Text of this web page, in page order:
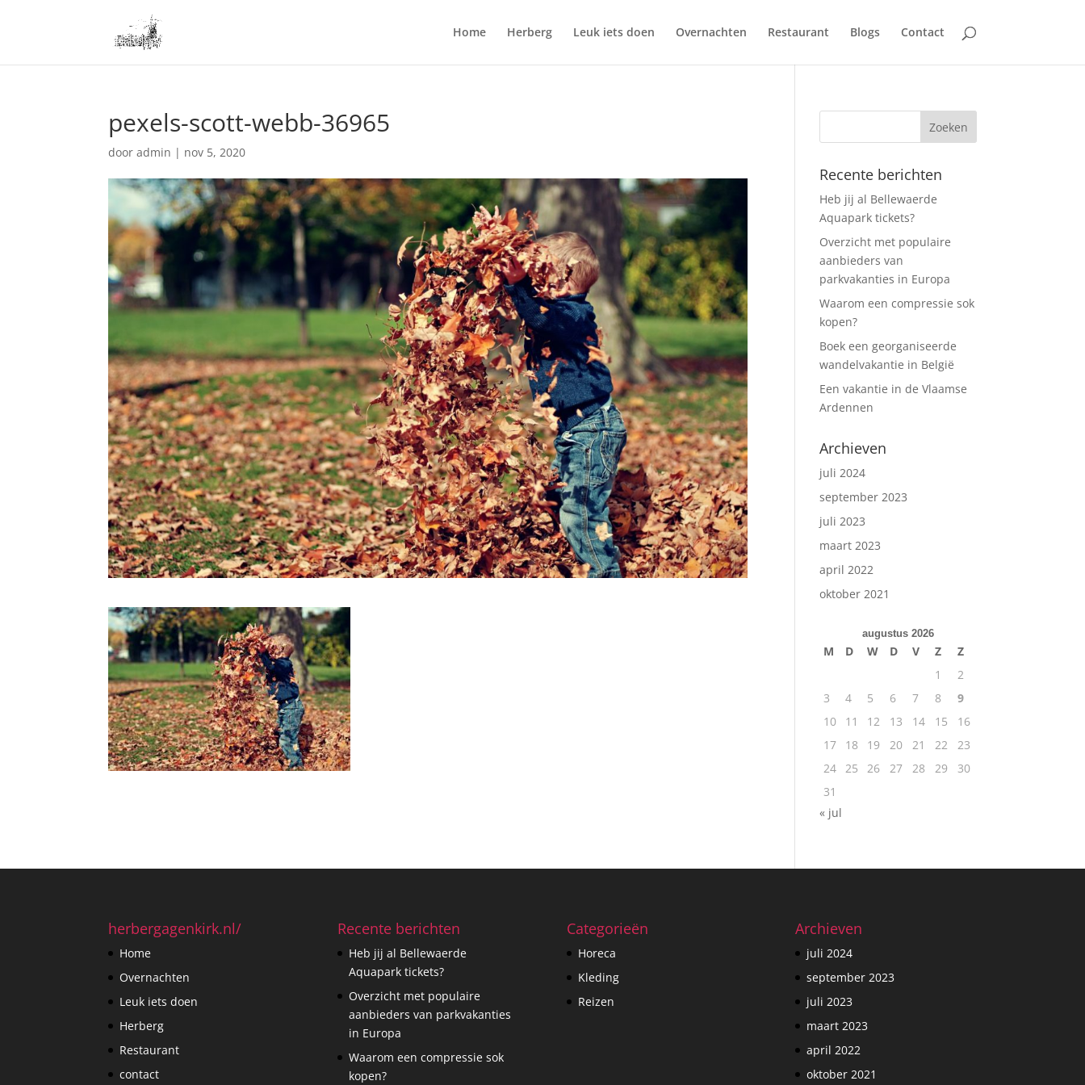
Home Herberg Leuk iets doen Overnachten Restaurant Blogs Contact
pexels-scott-webb-36965
dooradmin | nov 5, 2020
Recente berichten
Heb jij al Bellewaerde
Aquapark tickets?
Overzicht met populaire
aanbieders van
parkvakanties in Europa
Waarom een compressie sok
kopen?
Boek een georganiseerde
wandelvakantie in België
Een vakantie in de Vlaamse
Ardennen
Archieven
juli 2024
september 2023
juli 2023
maart 2023
april 2022
oktober 2021
augustus 2026
M D W D V Z
Z
1
2
3
4 5 6 7 8
9
10
11 12 13 14 15
16
17
18 19 20 21 22
23
24 25 26 27 28 29
30
31
« jul
herbergagenkirk.nl/
Home
Overnachten
Leuk iets doen
Herberg
Restaurant
contact
Recente berichten
Heb jij al Bellewaerde
Aquapark tickets?
Overzicht met populaire
aanbieders van parkvakanties
in Europa
Waarom een compressie sok
kopen?
Categorieën
Horeca
Kleding
Reizen
Archieven
juli 2024
september 2023
juli 2023
maart 2023
april 2022
oktober 2021